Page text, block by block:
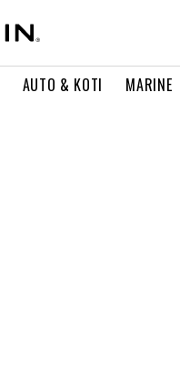
AUTO & KOTI MARINE